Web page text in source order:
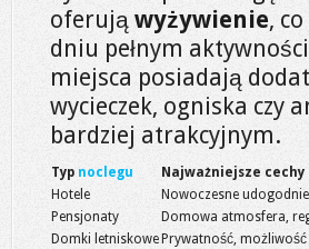
oferują wyżywienie,
dniu pełnym
miejsca posiadają
wycieczek, ogniska czy
bardziej atrakcyjnym.
Typ noclegu Najważniejsze cechy
Hotele
Nowoczesne
Pensjonaty
Domowa atmosfera,
Domki letniskowe Prywatność,